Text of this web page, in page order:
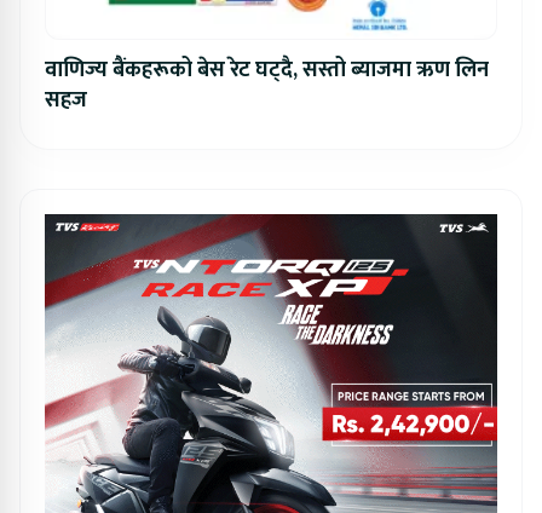
वाणिज्य बैंकहरूको बेस रेट घट्दै, सस्तो ब्याजमा ऋण लिन
सहज